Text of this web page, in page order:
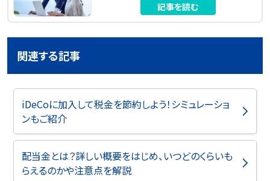
記事を読む
関連する記事
iDeCoに加入して税金を節約しよう！シミュレーショ
ンもご紹介
配当金とは？詳しい概要をはじめ、いつどのくらいも
らえるのかや注意点を解説